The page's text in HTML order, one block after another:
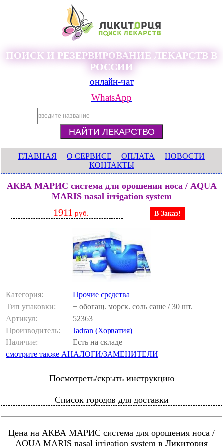
ПОИСК И РЕЗЕРВИРОВАНИЕ ЛЕКАРСТВ В
РОССИИ
онлайн-чат
WhatsApp
ГЛАВНАЯ О СЕРВИСЕ ОПЛАТА
НОВОСТИ
КОНТАКТЫ
АКВА МАРИС система для орошения носа / AQUA
MARIS nasal irrigation system
1911 руб. В Заказ!
Категория:
Прочие средства
Тип упаковки:
+ обогащ. морск. соль саше / 30 шт.
Артикул:
52363
Производитель:
Jadran (Хорватия)
Наличие:
Есть на складе
смотрите также АНАЛОГИ/ЗАМЕНИТЕЛИ
Посмотреть/скрыть инструкцию
Список городов для доставки
Цена на АКВА МАРИС система для орошения носа /
AQUA MARIS nasal irrigation system в Ликитория